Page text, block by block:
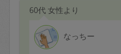
合、水曜日午前9時以
発生
水曜日9時〜金曜日9
50%
はありますか？
60代 女性より
なっちー